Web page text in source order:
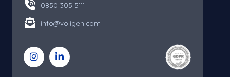
0850 305 5111
info@voligen.com